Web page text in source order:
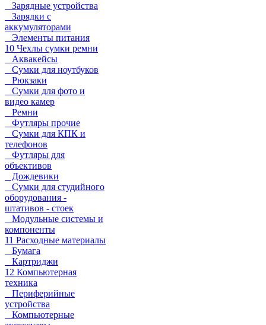
Зарядные устройства
Зарядки с
аккумуляторами
Элементы питания
10 Чехлы сумки ремни
Аквакейсы
Сумки для ноутбуков
Рюкзаки
Сумки для фото и
видео камер
Ремни
Футляры прочие
Сумки для КПК и
телефонов
Футляры для
объективов
Дождевики
Сумки для студийного
оборудования -
штативов - стоек
Модульные системы и
компоненты
11 Расходные материалы
Бумага
Картриджи
12 Компьютерная
техника
Периферийные
устройства
Компьютерные